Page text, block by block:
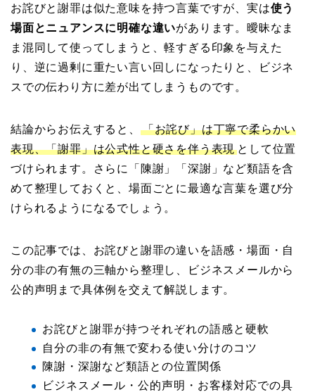
お詫びと謝罪は似た意味を持つ言葉ですが、実は使う
場面とニュアンスに明確な違いがあります。曖昧なま
ま混同して使ってしまうと、軽すぎる印象を与えた
り、逆に過剰に重たい言い回しになったりと、ビジネ
スでの伝わり方に差が出てしまうものです。
結論からお伝えすると、
「お詫び」は丁寧で柔らかい
表現、「謝罪」は公式性と硬さを伴う表現 として位置
づけられます。さらに「陳謝」「深謝」など類語を含
めて整理しておくと、場面ごとに最適な言葉を選び分
けられるようになるでしょう。
この記事では、お詫びと謝罪の違いを語感・場面・自
分の非の有無の三軸から整理し、ビジネスメールから
公的声明まで具体例を交えて解説します。
お詫びと謝罪が持つそれぞれの語感と硬軟
自分の非の有無で変わる使い分けのコツ
陳謝・深謝など類語との位置関係
ビジネスメール・公的声明・お客様対応での具